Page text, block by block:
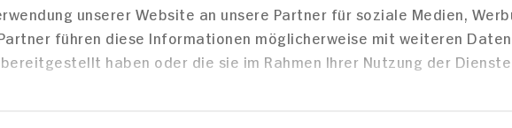
unserer Website an unsere Partner für soziale Medien,
führen diese Informationen möglicherweise mit weiteren Daten
haben oder die sie im Rahmen Ihrer Nutzung der Dienste